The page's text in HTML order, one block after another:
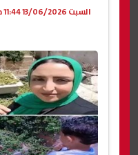
السبت 13/06/2026 11:44 م